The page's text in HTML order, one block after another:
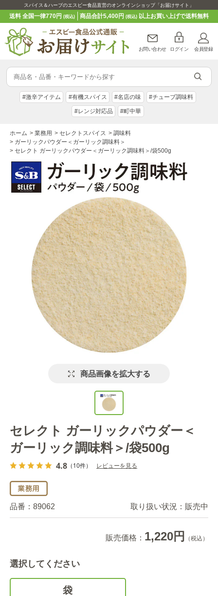
スパイス＆ハーブのエスビー食品直営のオンラインショップ「お届けサイト」
送料 全国一律770円(税込) 商品合計5,400円 (税込)以上お買い上げで送料無料
お問い合わせ ログイン 会員登録
#激辛アイテム #有機スパイス #名店の味 #チューブ調味料
#レンジ対応品 #町中華
ホーム > 業務用 > セレクトスパイス > 調味料
> ガーリックパウダー＜ガーリック調味料＞
> セレクト ガーリックパウダー＜ガーリック調味料＞/袋500g
商品画像を拡大する
セレクト ガーリックパウダー＜
ガーリック調味料＞/袋500g
4.8 （10件） レビューを見る
品番： 89062 取り扱い状況： 販売中
販売価格： 1,220円 （税込）
選択してください
袋